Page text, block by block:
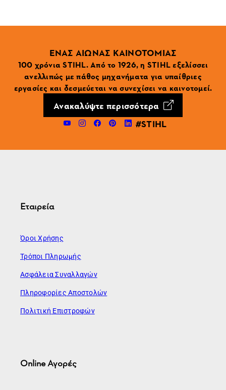
ΕΝΑΣ ΑΙΩΝΑΣ ΚΑΙΝΟΤΟΜΙΑΣ
100 χρόνια STIHL. Από το 1926, η STIHL εξελίσσει
ανελλιπώς με πάθος μηχανήματα για υπαίθριες
εργασίες και δεσμεύεται να συνεχίσει να καινοτομεί.
Ανακαλύψτε περισσότερα
#STIHL
Εταιρεία
Όροι Χρήσης
Τρόποι Πληρωμής
Ασφάλεια Συναλλαγών
Πληροφορίες Αποστολών
Πολιτική Επιστροφών
Online Αγορές